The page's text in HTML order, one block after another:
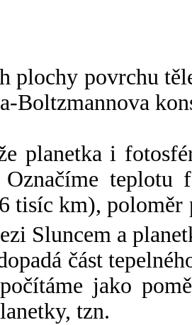
plochy povrchu
Boltzmannova
planetka i
Označíme
tisíc km),
Sluncem a
část
jako
tzn.